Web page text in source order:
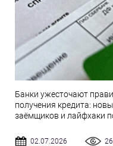
Банки ужесточают
получения кредита:
заёмщиков и лайфхаки
02.07.2026 26